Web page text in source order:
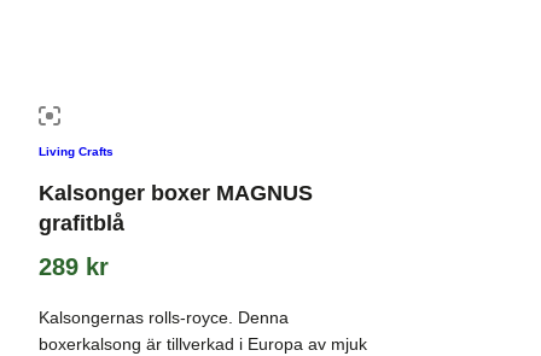
Living Crafts
Kalsonger boxer MAGNUS
grafitblå
289 kr
Kalsongernas rolls-royce. Denna
boxerkalsong är tillverkad i Europa av mjuk